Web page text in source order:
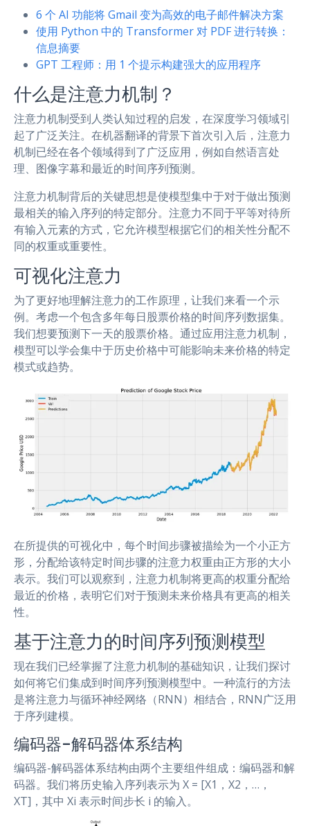
6 个 AI 功能将 Gmail 变为高效的电子邮件解决方案
使用 Python 中的 Transformer 对 PDF 进行转换：
信息摘要
GPT 工程师：用 1 个提示构建强大的应用程序
什么是注意力机制？
注意力机制受到人类认知过程的启发，在深度学习领域引
起了广泛关注。在机器翻译的背景下首次引入后，注意力
机制已经在各个领域得到了广泛应用，例如自然语言处
理、图像字幕和最近的时间序列预测。
注意力机制背后的关键思想是使模型集中于对于做出预测
最相关的输入序列的特定部分。注意力不同于平等对待所
有输入元素的方式，它允许模型根据它们的相关性分配不
同的权重或重要性。
可视化注意力
为了更好地理解注意力的工作原理，让我们来看一个示
例。考虑一个包含多年每日股票价格的时间序列数据集。
我们想要预测下一天的股票价格。通过应用注意力机制，
模型可以学会集中于历史价格中可能影响未来价格的特定
模式或趋势。
在所提供的可视化中，每个时间步骤被描绘为一个小正方
形，分配给该特定时间步骤的注意力权重由正方形的大小
表示。我们可以观察到，注意力机制将更高的权重分配给
最近的价格，表明它们对于预测未来价格具有更高的相关
性。
基于注意力的时间序列预测模型
现在我们已经掌握了注意力机制的基础知识，让我们探讨
如何将它们集成到时间序列预测模型中。一种流行的方法
是将注意力与循环神经网络（RNN）相结合，RNN广泛用
于序列建模。
编码器-解码器体系结构
编码器-解码器体系结构由两个主要组件组成：编码器和解
码器。我们将历史输入序列表示为 X = [X1，X2，…，
XT]，其中 Xi 表示时间步长 i 的输入。